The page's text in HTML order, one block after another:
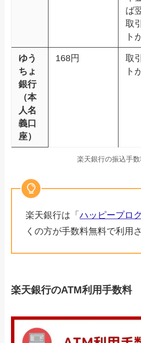
ば
取
ト
ゆう
ちょ
銀行
（本
人名
義口
座）
168円
取
ト
楽天銀行の振込手
楽天銀行は「ハッピープロ
くの方が手数料無料で利用
楽天銀行のATM利用手数料